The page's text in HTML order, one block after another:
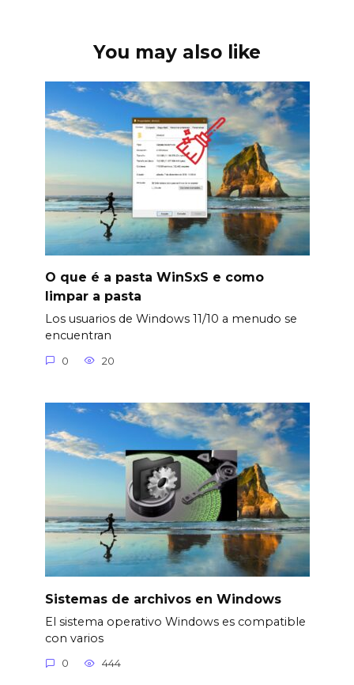
You may also like
O que é a pasta WinSxS e como
limpar a pasta
Los usuarios de Windows 11/10 a menudo se
encuentran
0 20
Sistemas de archivos en Windows
El sistema operativo Windows es compatible
con varios
0 444